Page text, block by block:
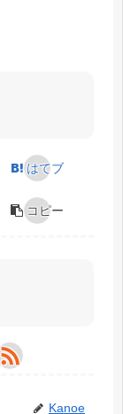
はてブ
コピー
Kanoe